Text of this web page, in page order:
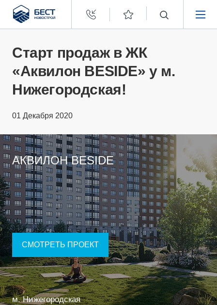
Бест
Новострой
ПОКУПАТЕЛЯМ
ЗАСТРОЙЩИКАМ
Старт продаж в ЖК
«Аквилон BESIDE» у м.
Нижегородская!
01 Декабря 2020
АКВИЛОН BESIDE
СМОТРЕТЬ ПРОЕКТ
м. Нижегородская